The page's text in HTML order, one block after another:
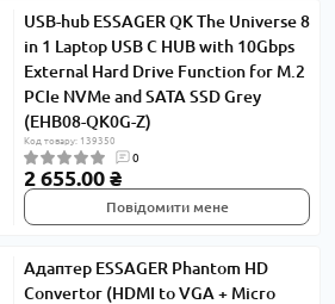
USB-hub ESSAGER QK The Universe 8
in 1 Laptop USB C HUB with 10Gbps
External Hard Drive Function for M.2
PCIe NVMe and SATA SSD Grey
(EHB08-QK0G-Z)
Код товару: 139350
0
2 655.00 ₴
Повідомити мене
Адаптер ESSAGER Phantom HD
Convertor (HDMI to VGA + Micro